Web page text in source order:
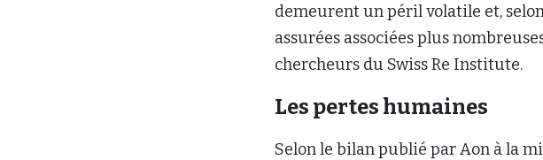
demeurent un péril volatile et,
assurées associées plus
chercheurs du Swiss Re Institute.
Les pertes humaines
Selon le bilan publié par Aon à la